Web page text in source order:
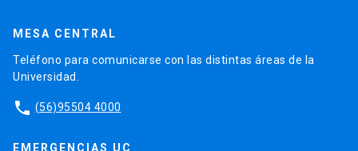
MESA CENTRAL
Teléfono para comunicarse con las distintas áreas de la
Universidad.
phone (56)95504 4000
EMERGENCIAS UC